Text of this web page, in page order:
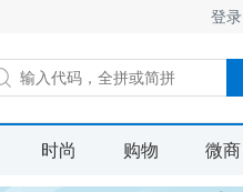
登录
时尚 购物 微商